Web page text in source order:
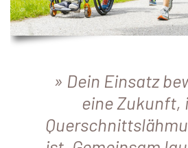
Dein Einsatz
eine Zukunft,